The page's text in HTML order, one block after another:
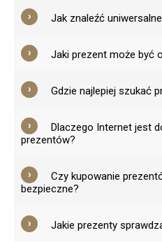
Jak znaleźć
Jaki prezent może być
Gdzie najlepiej szukać
Dlaczego Internet jest
prezentów?
Czy kupowanie
bezpieczne?
Jakie prezenty